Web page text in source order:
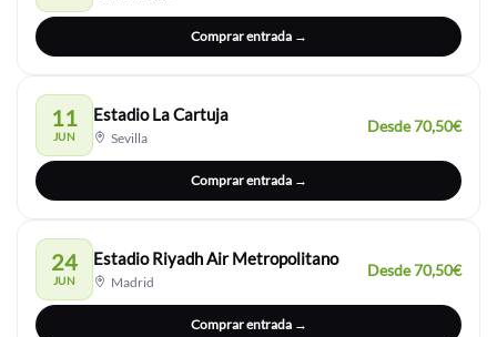
Comprar entrada →
11
JUN
Estadio La Cartuja
Sevilla
Desde 70,50€
Comprar entrada →
24
JUN
Estadio Riyadh Air Metropolitano
Madrid
Desde 70,50€
Comprar entrada →